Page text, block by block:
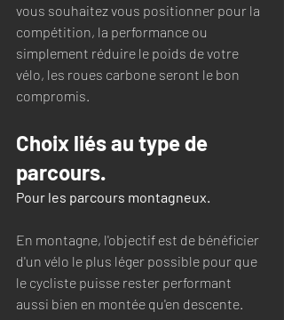
vous souhaitez vous positionner pour la
compétition, la performance ou
simplement réduire le poids de votre
vélo, les roues carbone seront le bon
compromis.
Choix liés au type de
parcours.
Pour les parcours montagneux.
En montagne, l'objectif est de bénéficier
d'un vélo le plus léger possible pour que
le cycliste puisse rester performant
aussi bien en montée qu'en descente.